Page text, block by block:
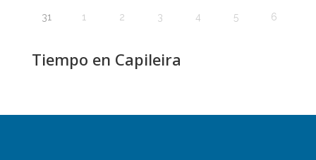
31 1 2 3 4 5 6
Tiempo en Capileira